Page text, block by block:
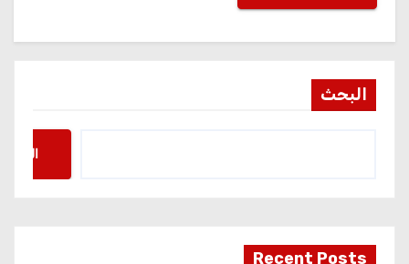
البحث
البحث
Recent Posts